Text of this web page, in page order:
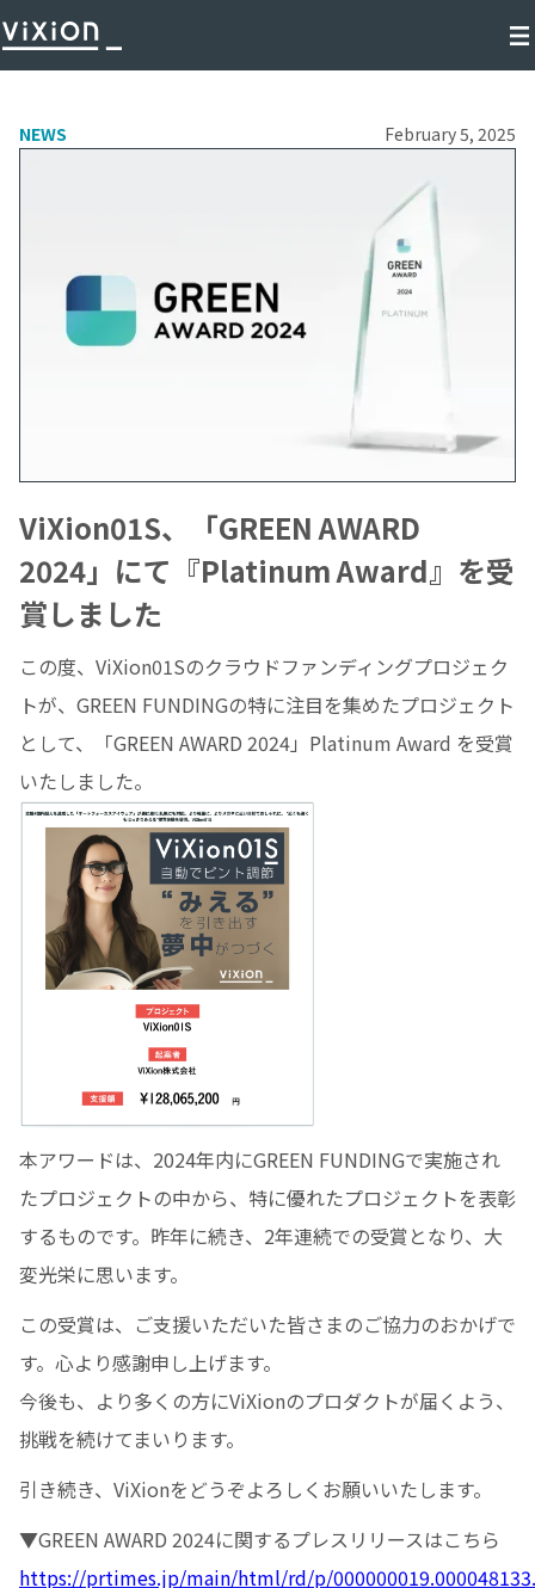
NEWS February 5, 2025
ViXion01S、「GREEN AWARD
2024」にて『Platinum Award』を受
賞しました
この度、ViXion01Sのクラウドファンディングプロジェク
トが、GREEN FUNDINGの特に注目を集めたプロジェクト
として、「GREEN AWARD 2024」Platinum Award を受賞
いたしました。
本アワードは、2024年内にGREEN FUNDINGで実施され
たプロジェクトの中から、特に優れたプロジェクトを表彰
するものです。昨年に続き、2年連続での受賞となり、大
変光栄に思います。
この受賞は、ご支援いただいた皆さまのご協力のおかげで
す。心より感謝申し上げます。
今後も、より多くの方にViXionのプロダクトが届くよう、
挑戦を続けてまいります。
引き続き、ViXionをどうぞよろしくお願いいたします。
▼GREEN AWARD 2024に関するプレスリリースはこちら
https://prtimes.jp/main/html/rd/p/